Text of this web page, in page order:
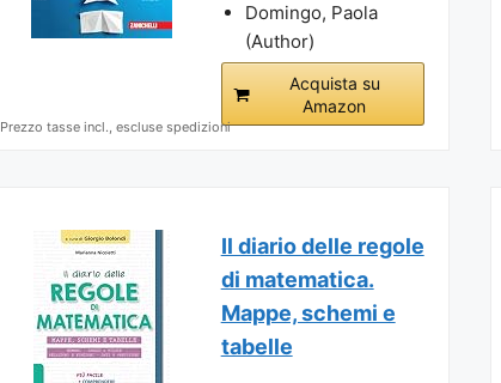
Domingo, Paola
(Author)
Acquista su
Amazon
Prezzo tasse incl., escluse spedizioni
Il diario delle regole
di matematica.
Mappe, schemi e
tabelle